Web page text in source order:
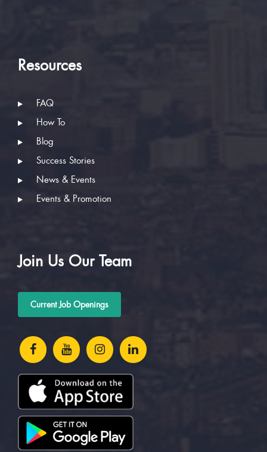
Resources
FAQ
How To
Blog
Success Stories
News & Events
Events & Promotion
Join Us Our Team
Current Job Openings